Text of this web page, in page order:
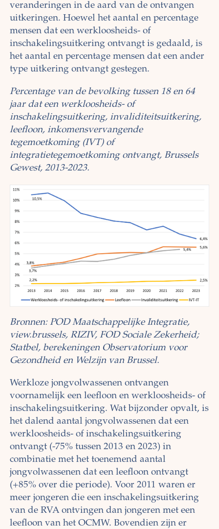
veranderingen in de aard van de ontvangen
uitkeringen. Hoewel het aantal en percentage
mensen dat een werkloosheids- of
inschakelingsuitkering ontvangt is gedaald, is
het aantal en percentage mensen dat een ander
type uitkering ontvangt gestegen.
Percentage van de bevolking tussen 18 en 64
jaar dat een werkloosheids- of
inschakelingsuitkering, invaliditeitsuitkering,
leefloon, inkomensvervangende
tegemoetkoming (IVT) of
integratietegemoetkoming ontvangt, Brussels
Gewest, 2013-2023.
Bronnen: POD Maatschappelijke Integratie,
view.brussels, RIZIV, FOD Sociale Zekerheid;
Statbel, berekeningen Observatorium voor
Gezondheid en Welzijn van Brussel.
Werkloze jongvolwassenen ontvangen
voornamelijk een leefloon en werkloosheids- of
inschakelingsuitkering. Wat bijzonder opvalt, is
het dalend aantal jongvolwassenen dat een
werkloosheids- of inschakelingsuitkering
ontvangt (-75% tussen 2013 en 2023) in
combinatie met het toenemend aantal
jongvolwassenen dat een leefloon ontvangt
(+85% over die periode). Voor 2011 waren er
meer jongeren die een inschakelingsuitkering
van de RVA ontvingen dan jongeren met een
leefloon van het OCMW. Bovendien zijn er